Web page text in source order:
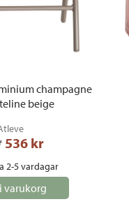
champagne
beige
536 kr
2-5 vardagar
varukorg